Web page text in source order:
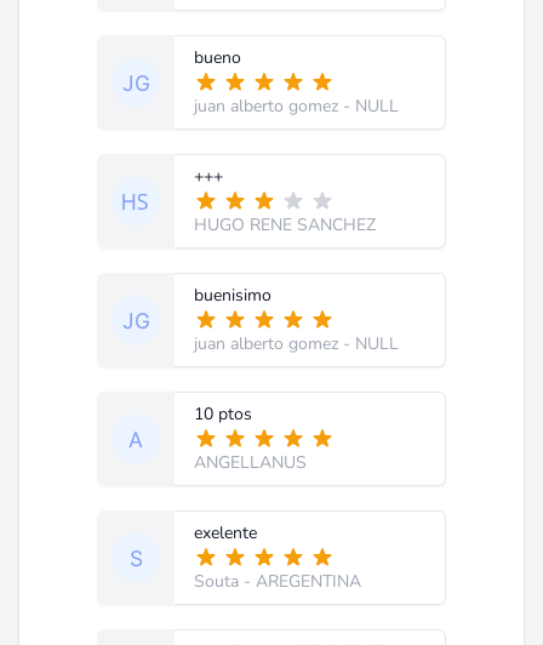
bueno
juan alberto gomez - NULL
+++
HUGO RENE SANCHEZ
buenisimo
juan alberto gomez - NULL
10 ptos
ANGELLANUS
exelente
Souta - AREGENTINA